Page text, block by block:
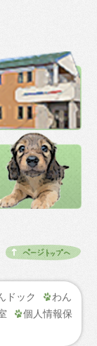
ドック
わん
個人情報保